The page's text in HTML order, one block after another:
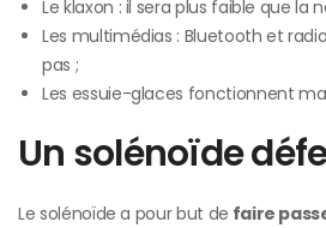
Le klaxon : il sera plus faible que la
Les multimédias : Bluetooth et
pas ;
Les essuie-glaces fonctionnent
Un solénoïde
Le solénoïde a pour but de faire